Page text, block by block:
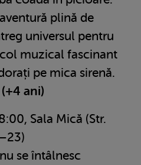
plină de
universul pentru
muzical fascinant
pe mica sirenă.
ani)
Sala Mică (Str.
se întâlnesc